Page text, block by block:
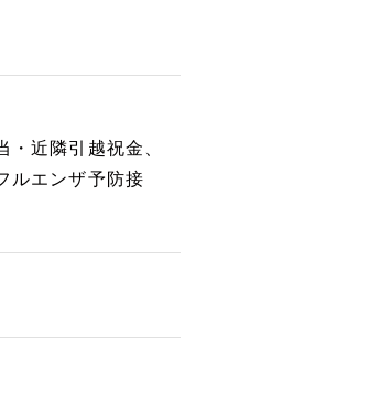
近隣引越祝金、
ルエンザ予防接